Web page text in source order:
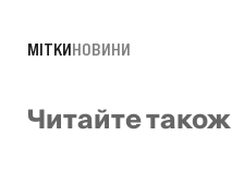
МІТКИНОВИНИ
Читайте також